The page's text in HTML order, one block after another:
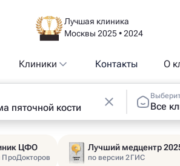
Лучшая клиника
Москвы 2025 • 2024
Клиники Контакты О
Все
ЦФО
ПроДокторов
Лучший медцентр
по версии 2ГИС